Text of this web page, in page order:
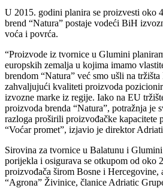
U 2015. godini planira se proizvesti oko
brend “Natura” postaje vodeći BiH
voća i povrća.
“Proizvode iz tvornice u Glumini
europskih zemalja u kojima imamo
brendom “Natura” već smo ušli na
zahvaljujući kvaliteti proizvoda
izvozne marke iz regije. Iako na EU
proizvoda brenda “Natura”, potražnja je
razloga proširili proizvođačke kapacitete
“Voćar promet”, izjavio je direktor
Sirovina za tvornice u Balatunu i
porijekla i osigurava se otkupom od oko
proizvođača širom Bosne i Hercegovine,
“Agrona” Živinice, članice Adriatic